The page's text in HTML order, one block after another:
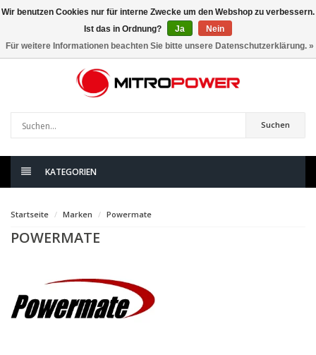
artikel
Suchen
KATEGORIEN
Startseite Marken Powermate
POWERMATE
Wir benutzen Cookies nur für interne Zwecke um den Webshop zu verbessern.
Ist das in Ordnung?
Ja
Nein
Für weitere Informationen beachten Sie bitte unsere Datenschutzerklärung. »